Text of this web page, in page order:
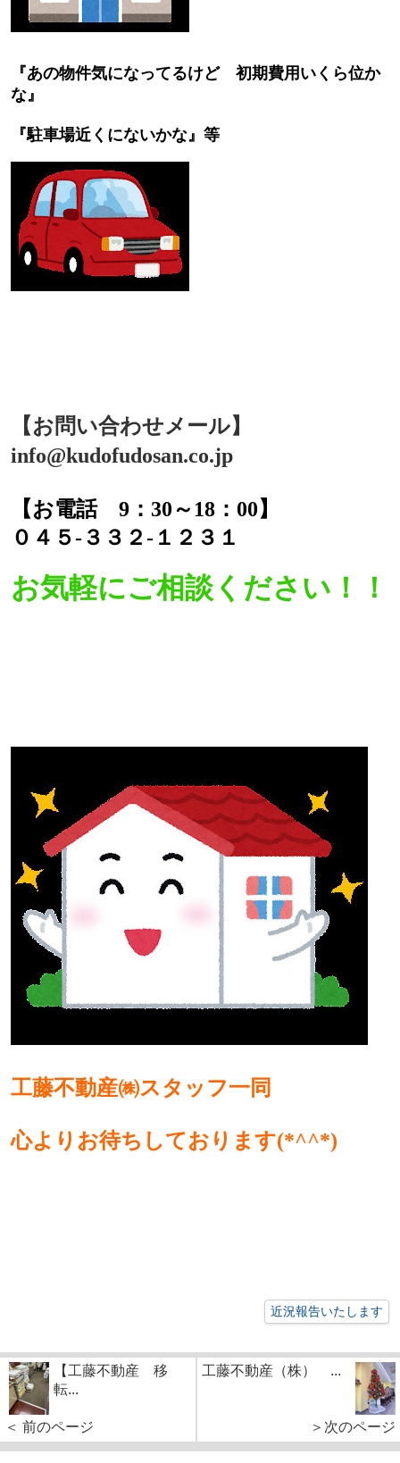
『あの物件気になってるけど 初期費用いくら位か
な』
『駐車場近くにないかな』等
【お問い合わせメール】
info@kudofudosan.co.jp
【お電話 9：30～18：00】
０４５-３３２-１２３１
お気軽にご相談ください！！
工藤不動産㈱スタッフ一同
心よりお待ちしております(*^^*)
近況報告いたします
【工藤不動産 移
転...
＜ 前のページ
工藤不動産（株） ...
＞次のページ